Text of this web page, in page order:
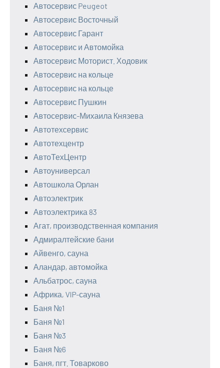
Автосервис Peugeot
Автосервис Восточный
Автосервис Гарант
Автосервис и Автомойка
Автосервис Моторист. Ходовик
Автосервис на кольце
Автосервис на кольце
Автосервис Пушкин
Автосервис-Михаила Князева
Автотехсервис
Автотехцентр
АвтоТехЦентр
Автоуниверсал
Автошкола Орлан
Автоэлектрик
Автоэлектрика 83
Агат, производственная компания
Адмиралтейские бани
Айвенго, сауна
Аландар, автомойка
Альбатрос, сауна
Африка, VIP-сауна
Баня №1
Баня №1
Баня №3
Баня №6
Баня, пгт. Товарково